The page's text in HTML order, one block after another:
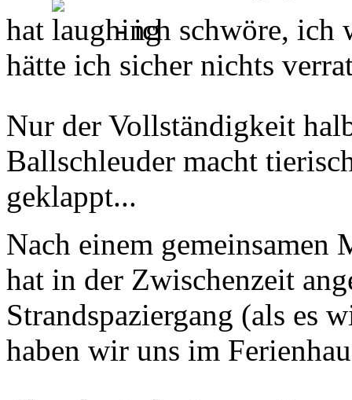
hat
- ich schwöre, ich
hätte ich sicher nichts
Nur der Vollständigkeit
Ballschleuder macht
geklappt...
Nach einem gemeinsamen
hat in der Zwischenzeit
Strandspaziergang (als es
haben wir uns im